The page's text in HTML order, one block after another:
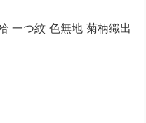
一つ紋 色無地 菊柄織出